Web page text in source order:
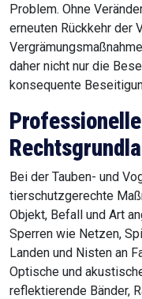
Problem. Ohne
erneuten Rückkehr der
daher nicht nur die
konsequente
Bei der Tauben- und
tierschutzgerechte
Objekt, Befall und Art
Sperren wie Netzen,
Landen und Nisten an
Optische und
reflektierende Bänder,